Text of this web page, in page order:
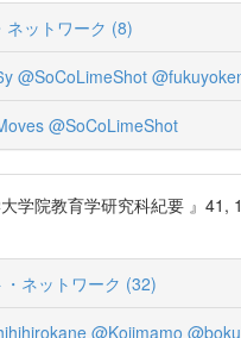
ネットワーク (8)
@SoCoLimeShot
@SoCoLimeShot
学院教育学研究科紀要 』
・ネットワーク (32)
@Kojimamo